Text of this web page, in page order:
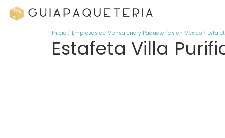
Inicio Empresas de Mensajería y Paqueterías en México
Estafeta Villa